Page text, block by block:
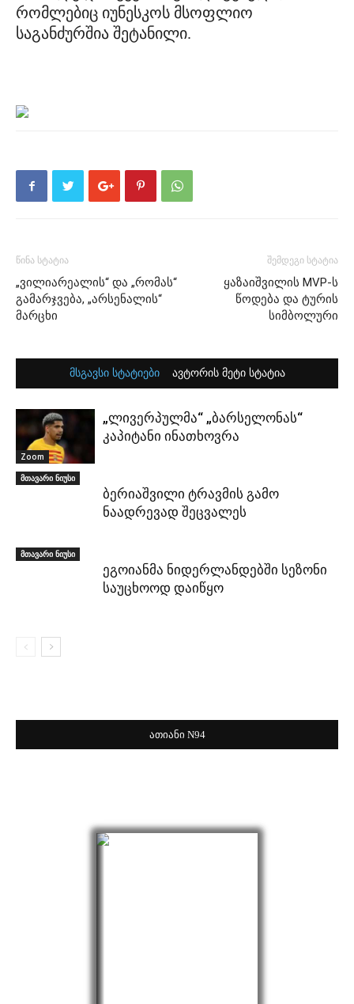
რომლებიც იუნესკოს მსოფლიო
საგანძურშია შეტანილი.
წინა სტატია
„ვილიარეალის“ და „რომას“
გამარჯვება, „არსენალის“
მარცხი
შემდეგი სტატია
ყაზაიშვილის MVP-ს
წოდება და ტურის
სიმბოლური
მსგავსი სტატიები ავტორის მეტი სტატია
Zoom
„ლივერპულმა“ „ბარსელონას“
კაპიტანი ინათხოვრა
მთავარი ნიუსი
ბერიაშვილი ტრავმის გამო
ნაადრევად შეცვალეს
მთავარი ნიუსი
ეგოიანმა ნიდერლანდებში სეზონი
საუცხოოდ დაიწყო
ათიანი N94